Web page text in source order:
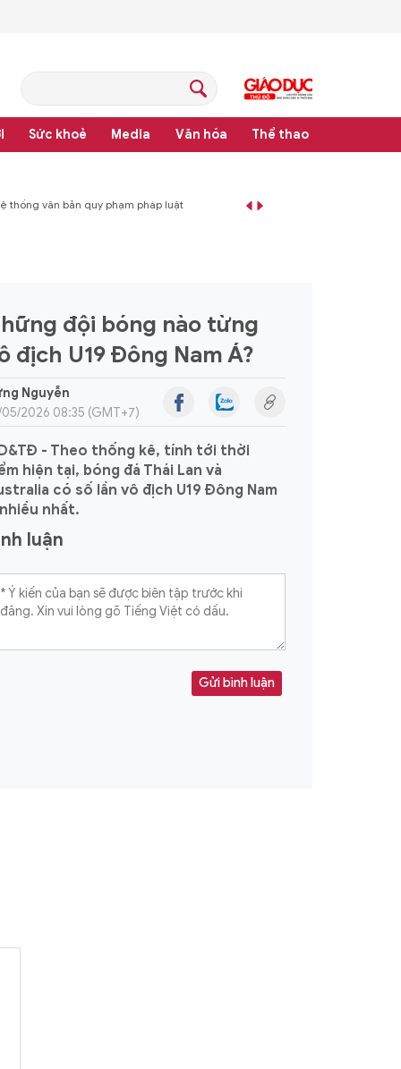
Sức khoẻ Media Văn hóa Thể thao
thống văn bản quy phạm pháp luật
đội bóng nào từng
địch U19 Đông Nam Á?
Nguyễn
05/2026 08:35 (GMT+7)
- Theo thống kê, tính tới thời
hiện tại, bóng đá Thái Lan và
có số lần vô địch U19 Đông Nam
nhất.
luận
Gửi bình luận